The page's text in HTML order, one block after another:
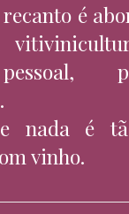
é
nada é
vinho.